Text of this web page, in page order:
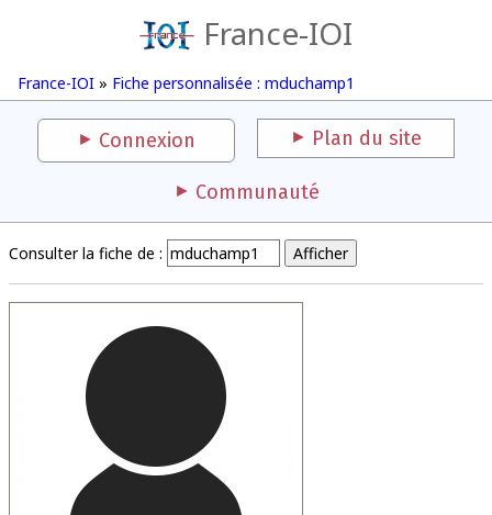
France-IOI
France-IOI » Fiche personnalisée : mduchamp1
Connexion Plan du site
Communauté
Consulter la fiche de :